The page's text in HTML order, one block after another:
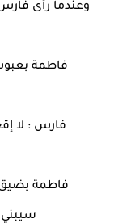
وعندما رأى
فاطمة
فارس : لا
فاطمة بضيق